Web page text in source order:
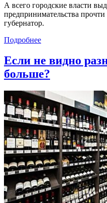
А всего городские власти
предпринимательства
губернатор.
Подробнее
Если не видно
больше?